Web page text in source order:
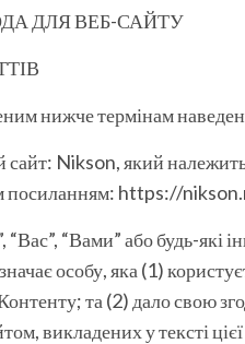
ДЛЯ ВЕБ-САЙТУ
нижче термінам
сайт: Nikson, який
посиланням: https://
“Вами” або будь-які
особу, яка (1)
та (2) дало свою
викладених у тексті